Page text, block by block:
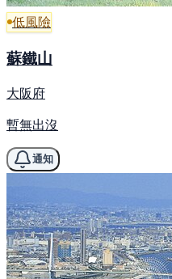
低風險
蘇鐵山
大阪府
暫無出沒
通知